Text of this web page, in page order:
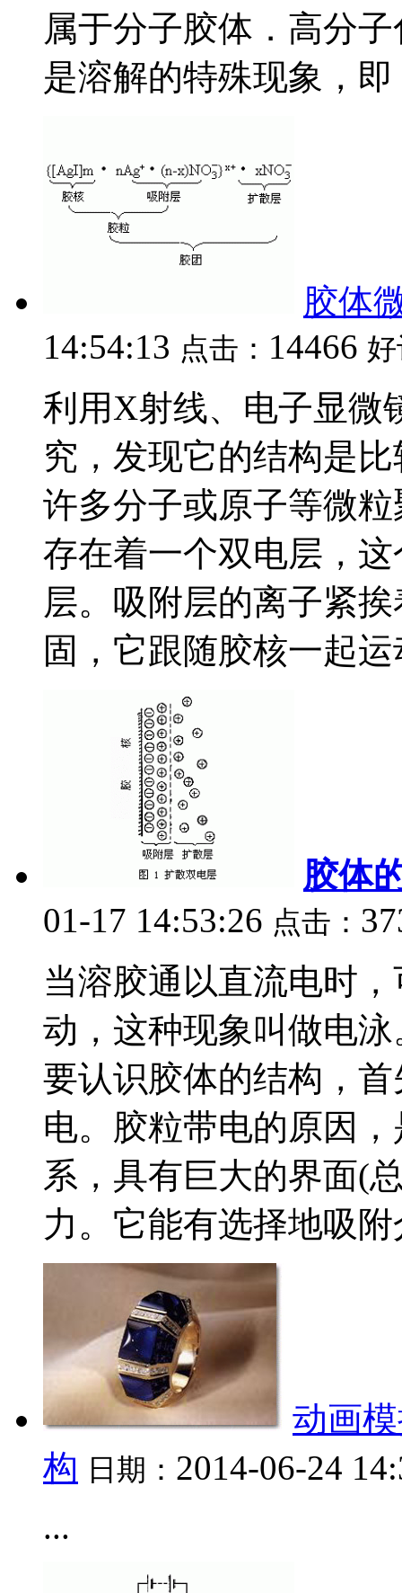
属于分子胶体．高分
是溶解的特殊现象，
胶体
14:54:13 点击： 14466
利用X射线、电子显微
究，发现它的结构是
许多分子或原子等微
存在着一个双电层，
层。吸附层的离子紧
固，它跟随胶核一起运
胶体
01-17 14:53:26 点击：
当溶胶通以直流电时
动，这种现象叫做电
要认识胶体的结构，
电。胶粒带电的原因
系，具有巨大的界面(
力。它能有选择地吸附
动画
构 日期： 2014-06-24
...